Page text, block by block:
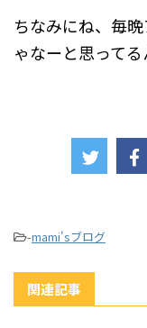
ちなみにね、毎
ゃなーと思って
-mami'sブログ
関連記事